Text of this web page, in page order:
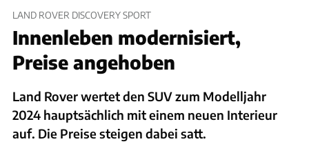
LAND ROVER DISCOVERY SPORT
Innenleben modernisiert,
Preise angehoben
Land Rover wertet den SUV zum Modelljahr
2024 hauptsächlich mit einem neuen Interieur
auf. Die Preise steigen dabei satt.